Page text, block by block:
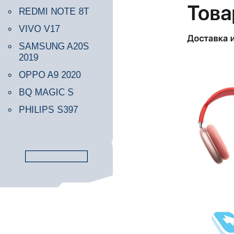
REDMI NOTE 8T
VIVO V17
SAMSUNG A20S
2019
OPPO A9 2020
BQ MAGIC S
PHILIPS S397